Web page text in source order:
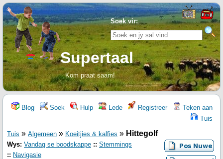
Soek vir:
Supertaal
Kom praat saam!
Blog Soek Hulp Lede Registreer
Teken aan
Tuis
Tuis » Algemeen » Koeitjies & kalfies » Hittegolf
Wys: Vandag se boodskappe :: Stemmings
:: Navigasie